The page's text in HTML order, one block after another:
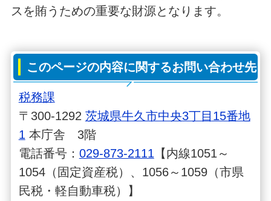
スを賄うための重要な財源となります。
このページの内容に関するお問い合わせ先
税務課
〒300-1292 茨城県牛久市中央3丁目15番地
1 本庁舎 3階
電話番号： 029-873-2111 【内線1051～
1054（固定資産税）、1056～1059（市県
民税・軽自動車税）】